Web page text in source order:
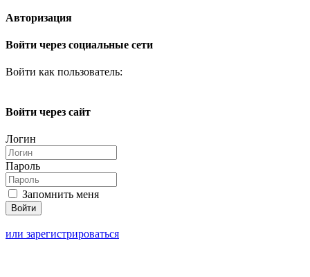
Авторизация
Войти через социальные сети
Войти как пользователь:
Войти через сайт
Логин
Пароль
Запомнить меня
или зарегистрироваться